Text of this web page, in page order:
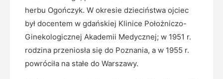
herbu Ogończyk. W okresie dzieciństwa ojciec
był docentem w gdańskiej Klinice Położniczo-
Ginekologicznej Akademii Medycznej; w 1951 r.
rodzina przeniosła się do Poznania, a w 1955 r.
powróciła na stałe do Warszawy.